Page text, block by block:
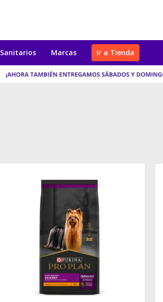
Sanitarios Marcas Ir a Tienda